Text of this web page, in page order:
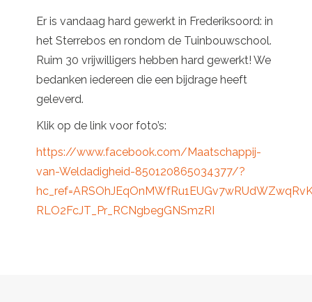
Er is vandaag hard gewerkt in Frederiksoord: in
het Sterrebos en rondom de Tuinbouwschool.
Ruim 30 vrijwilligers hebben hard gewerkt! We
bedanken iedereen die een bijdrage heeft
geleverd.
Klik op de link voor foto’s:
https://www.facebook.com/Maatschappij-
van-Weldadigheid-850120865034377/?
RLO2FcJT_Pr_RCNgbegGNSmzRI